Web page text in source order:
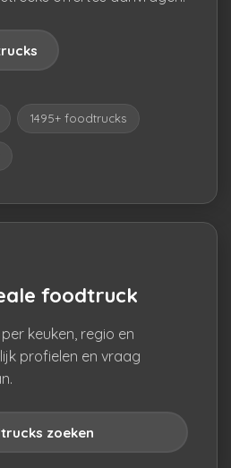
1495+ foodtrucks
foodtruck
keuken, regio en
profielen en vraag
zoeken